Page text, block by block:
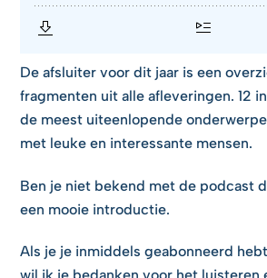
De afsluiter voor dit jaar is een
fragmenten uit alle afleveringen. 12
de meest uiteenlopende
met leuke en interessante mensen.
Ben je niet bekend met de podcast
een mooie introductie.
Als je je inmiddels geabonneerd